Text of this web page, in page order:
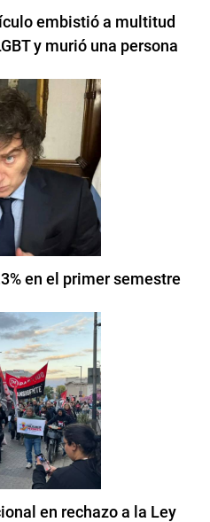
embistió a multitud
y murió una persona
en el primer semestre
en rechazo a la Ley